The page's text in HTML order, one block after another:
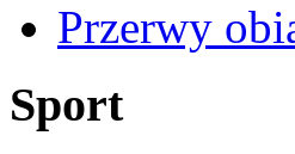
Przerwy
Sport